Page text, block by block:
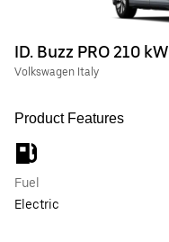
ID. Buzz PRO 210 kW
Volkswagen Italy
Product Features
Fuel
Electric